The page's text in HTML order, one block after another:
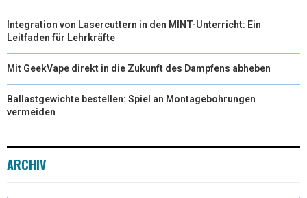
Integration von Lasercuttern in den MINT-Unterricht: Ein
Leitfaden für Lehrkräfte
Mit GeekVape direkt in die Zukunft des Dampfens abheben
Ballastgewichte bestellen: Spiel an Montagebohrungen
vermeiden
ARCHIV